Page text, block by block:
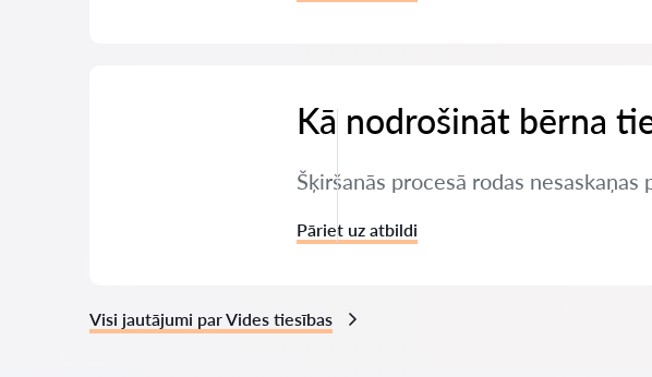
Kā nodrošināt bērna
Šķiršanās procesā rodas
Pāriet uz atbildi
Visi jautājumi par Vides tiesības